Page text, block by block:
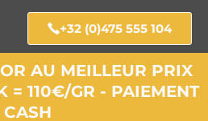
+32 (0)475 555 104
AU MEILLEUR PRIX
= 110€/GR - PAIEMENT
CASH